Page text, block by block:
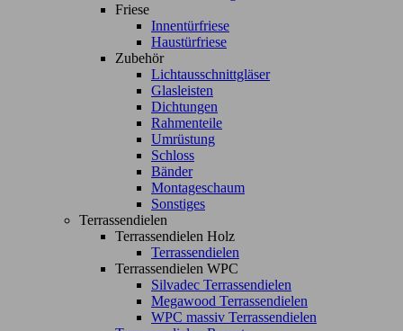
Friese
Innentürfriese
Haustürfriese
Zubehör
Lichtausschnittgläser
Glasleisten
Dichtungen
Rahmenteile
Umrüstung
Schloss
Bänder
Montageschaum
Sonstiges
Terrassendielen
Terrassendielen Holz
Terrassendielen
Terrassendielen WPC
Silvadec Terrassendielen
Megawood Terrassendielen
WPC massiv Terrassendielen